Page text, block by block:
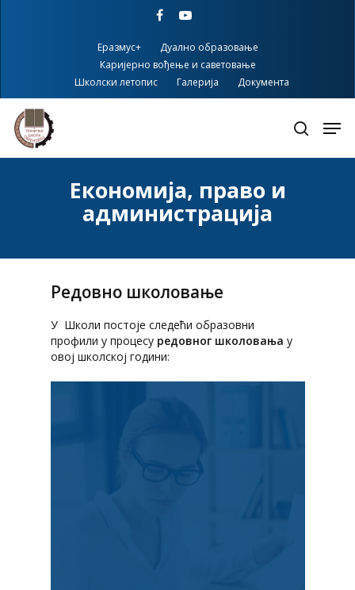
facebookyoutube
Еразмус+
Дуално образовање
Каријерно вођење и саветовање
Школски летопис
Галерија Документа
Економија, право и
администрација
Редовно школовање
У Школи постоје следећи образовни
профили у процесу редовног школовања у
овој школској години: